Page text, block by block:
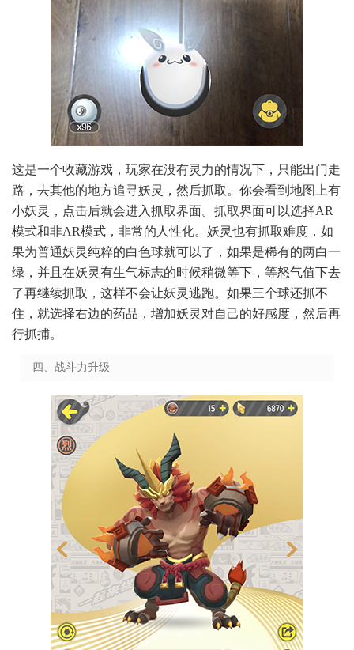
这是一个收藏游戏，玩家在没有灵力的情况下，只能出门走
路，去其他的地方追寻妖灵，然后抓取。你会看到地图上有
小妖灵，点击后就会进入抓取界面。抓取界面可以选择AR
模式和非AR模式，非常的人性化。妖灵也有抓取难度，如
果为普通妖灵纯粹的白色球就可以了，如果是稀有的两白一
绿，并且在妖灵有生气标志的时候稍微等下，等怒气值下去
了再继续抓取，这样不会让妖灵逃跑。如果三个球还抓不
住，就选择右边的药品，增加妖灵对自己的好感度，然后再
行抓捕。
四、战斗力升级